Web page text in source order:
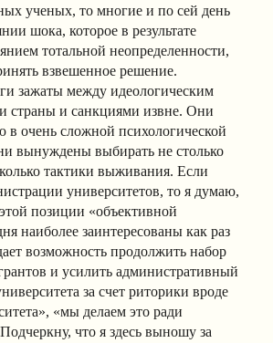
ученых, то многие и по сей день
шока, которое в результате
тотальной неопределенности,
взвешенное решение.
зажаты между идеологическим
страны и санкциями извне. Они
в очень сложной психологической
вынуждены выбирать не столько
тактики выживания. Если
университетов, то я думаю,
позиции «объективной
наиболее заинтересованы как раз
возможность продолжить набор
и усилить административный
за счет риторики вроде
«мы делаем это ради
что я здесь выношу за